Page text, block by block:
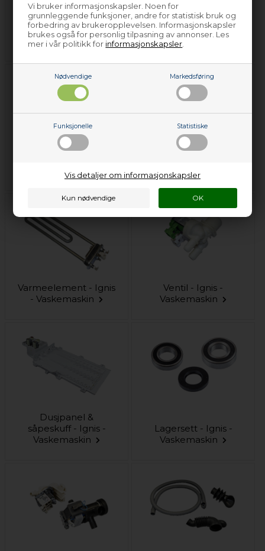
Vi bruker informasjonskapsler. Noen for
grunnleggende funksjoner, andre for statistisk bruk og
forbedring av brukeropplevelsen. Informasjonskapsler
brukes også for personlig tilpasning av annonser. Les
mer i vår politikk for informasjonskapsler
Nødvendige Markedsføring
Funksjonelle Statistiske
Vis detaljer om informasjonskapsler
Reimhjul - Ignis -
Vaskemaskin
Støtdemper - Ignis -
Vaskemaskin
Vaskemaskin
Vaskemaskin
Varmeelement - Ignis
- Vaskemaskin
Ventil - Ignis -
Vaskemaskin
Dusjpanel &
såpeskuff - Ignis -
Vaskemaskin
Lagersett - Ignis -
Vaskemaskin